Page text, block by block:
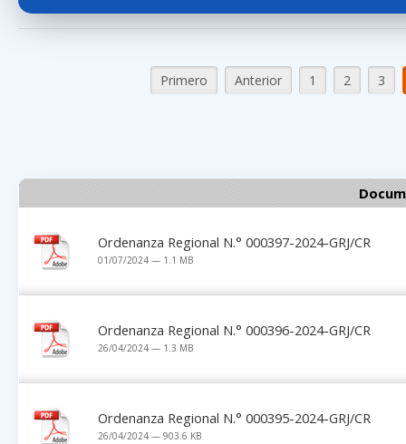
Primero Anterior 1 2 3
Ordenanza Regional N.° 000397-2024-GRJ/CR
01/07/2024 — 1.1 MB
Ordenanza Regional N.° 000396-2024-GRJ/CR
26/04/2024 — 1.3 MB
Ordenanza Regional N.° 000395-2024-GRJ/CR
26/04/2024 — 903.6 KB